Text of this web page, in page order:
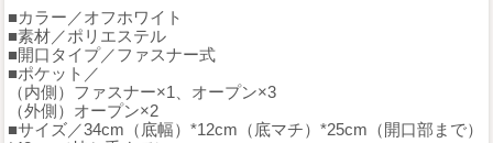
■カラー／オフホワイト
■素材／ポリエステル
■開口タイプ／ファスナー式
■ポケット／
（内側）ファスナー×1、オープン×3
（外側）オープン×2
■サイズ／34cm（底幅）*12cm（底マチ）*25cm（開口部まで）